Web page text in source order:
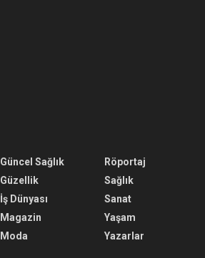
Güncel Sağlık
Güzellik
İş Dünyası
Magazin
Moda
Röportaj
Sağlık
Sanat
Yaşam
Yazarlar